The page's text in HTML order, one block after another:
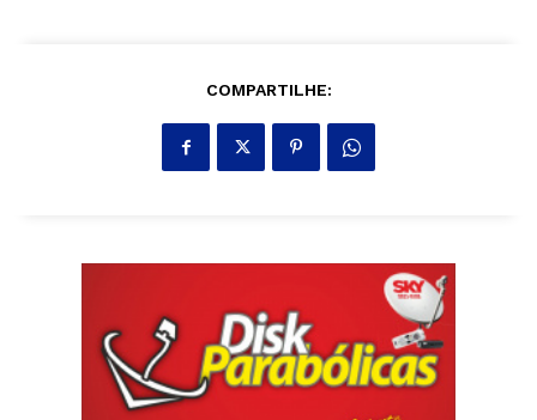
COMPARTILHE: